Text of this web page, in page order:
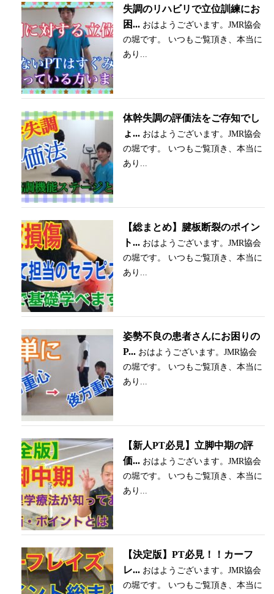
失調のリハビリで立位訓練にお
困... おはようございます。JMR協会
の堀です。 いつもご覧頂き、本当に
あり...
体幹失調の評価法をご存知でし
ょ... おはようございます。JMR協会
の堀です。 いつもご覧頂き、本当に
あり...
【総まとめ】腱板断裂のポイン
ト... おはようございます。JMR協会
の堀です。 いつもご覧頂き、本当に
あり...
姿勢不良の患者さんにお困りの
P... おはようございます。JMR協会
の堀です。 いつもご覧頂き、本当に
あり...
【新人PT必見】立脚中期の評
価... おはようございます。JMR協会
の堀です。 いつもご覧頂き、本当に
あり...
【決定版】PT必見！！カーフ
レ... おはようございます。JMR協会
の堀です。 いつもご覧頂き、本当に